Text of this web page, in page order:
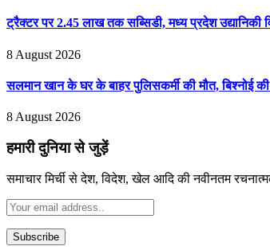
ट्रैक्टर पर 2.45 लाख तक सब्सिडी, मध्य प्रदेश
8 August 2026
सलमान खान के घर के बाहर पुलिसकर्मी की मौत, बिश्नोई
8 August 2026
हमारी दुनिया से जुड़ें
समाचार मिर्ची से देश, विदेश, खेल आदि की नवीनतम